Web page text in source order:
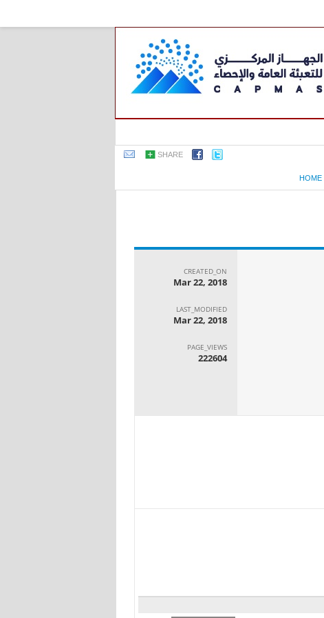
SHARE
HOME
CREATED_ON
Mar 22, 2018
LAST_MODIFIED
Mar 22, 2018
PAGE_VIEWS
222604